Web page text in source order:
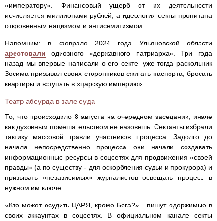
«императору». Финансовый ущерб от их деятельности
исчисляется миллионами рублей, а идеология секты пропитана
откровенным нацизмом и антисемитизмом.
Напомним: в феврале 2024 года Ульяновской области
арестовали одиозного «державного патриарха». Три года
назад мы впервые написали о его секте: уже тогда раскольник
Зосима призывал своих сторонников сжигать паспорта, бросать
квартиры и вступать в «царскую империю».
Театр абсурда в зале суда
То, что происходило 8 августа на очередном заседании, иначе
как духовным помешательством не назовешь. Сектанты избрали
тактику массовой травли участников процесса. Задолго до
начала непосредственно процесса они начали создавать
информационные ресурсы в соцсетях для продвижения «своей
правды» (а по существу - для оскорбления судьи и прокурора) и
призывать «независимых» журналистов освещать процесс в
нужном им ключе.
«Кто может осудить ЦАРЯ, кроме Бога?» - пишут одержимые в
своих аккаунтах в соцсетях. В официальном канале секты